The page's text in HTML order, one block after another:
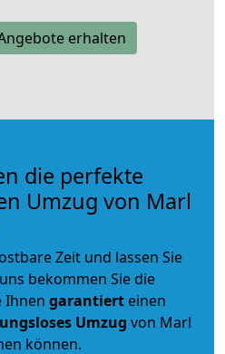
erhalten
die perfekte
Umzug von Marl
Zeit und lassen Sie
bekommen Sie die
Ihnen garantiert einen
Umzug von Marl
können.